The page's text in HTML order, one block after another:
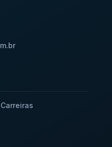
Carreiras